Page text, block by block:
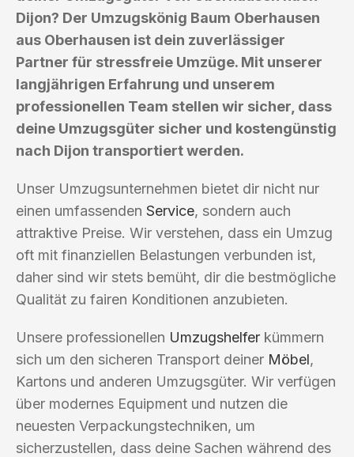
Dijon? Der Umzugskönig Baum Oberhausen
aus Oberhausen ist dein zuverlässiger
Partner für stressfreie Umzüge. Mit unserer
langjährigen Erfahrung und unserem
professionellen Team stellen wir sicher, dass
deine Umzugsgüter sicher und kostengünstig
nach Dijon transportiert werden.
Unser Umzugsunternehmen bietet dir nicht nur
einen umfassenden Service, sondern auch
attraktive Preise. Wir verstehen, dass ein Umzug
oft mit finanziellen Belastungen verbunden ist,
daher sind wir stets bemüht, dir die bestmögliche
Qualität zu fairen Konditionen anzubieten.
Unsere professionellen Umzugshelfer kümmern
sich um den sicheren Transport deiner Möbel,
Kartons und anderen Umzugsgüter. Wir verfügen
über modernes Equipment und nutzen die
neuesten Verpackungstechniken, um
sicherzustellen, dass deine Sachen während des